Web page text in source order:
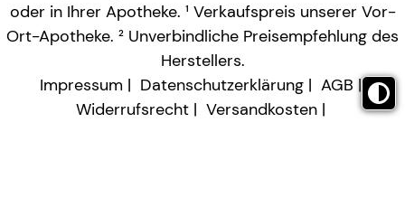
oder in Ihrer Apotheke. ¹ Verkaufspreis unserer Vor-
Ort-Apotheke. ² Unverbindliche Preisempfehlung des
Herstellers.
Impressum
Datenschutzerklärung
AGB
Widerrufsrecht
Versandkosten